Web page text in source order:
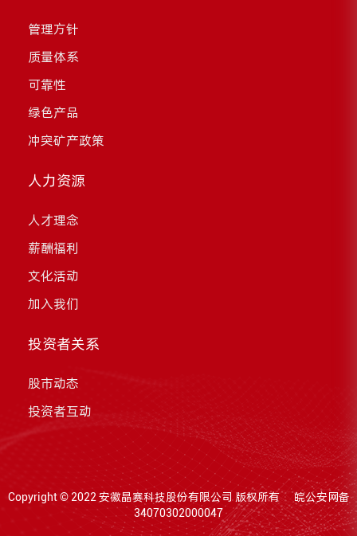
管理方针
质量体系
可靠性
绿色产品
冲突矿产政策
人力资源
人才理念
薪酬福利
文化活动
加入我们
投资者关系
股市动态
投资者互动
Copyright © 2022 安徽晶赛科技股份有限公司版权所有皖公安网备
34070302000047